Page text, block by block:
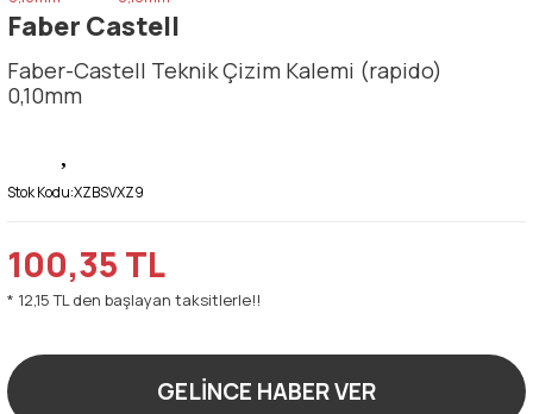
Faber Castell
Faber-Castell Teknik Çizim Kalemi (rapido)
0,10mm
Stok Kodu:XZBSVXZ9
100,35 TL
* 12,15 TL den başlayan taksitlerle!!
GELİNCE HABER VER